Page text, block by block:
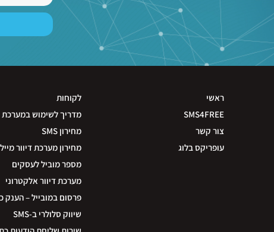
ראשי
SMS4FREE
צור קשר
עופריקס בלוג
לקוחות
מדריך לשימוש במערכת
מחירון SMS
מחירון מערכת דיוור
מספר מוביל לעסקים
מערכת דיוור אלקטרוני
פרסום במובייל – הענק
שיווק סלולרי ב-SMS